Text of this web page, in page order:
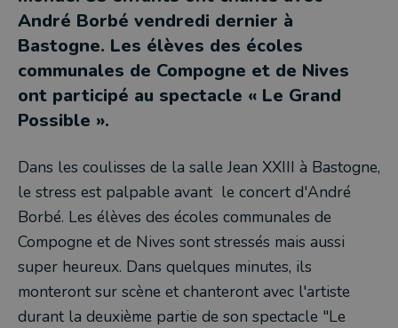
André Borbé vendredi dernier à
Bastogne. Les élèves des écoles
communales de Compogne et de Nives
ont participé au spectacle « Le Grand
Possible ».
Dans les coulisses de la salle Jean XXIII à Bastogne,
le stress est palpable avant le concert d'André
Borbé. Les élèves des écoles communales de
Compogne et de Nives sont stressés mais aussi
super heureux. Dans quelques minutes, ils
monteront sur scène et chanteront avec l'artiste
durant la deuxième partie de son spectacle "Le